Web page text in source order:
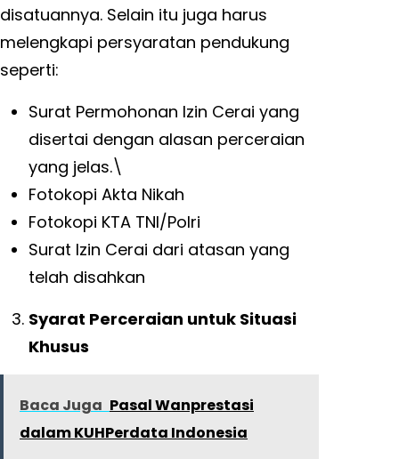
disatuannya. Selain itu juga harus
melengkapi persyaratan pendukung
seperti:
Surat Permohonan Izin Cerai yang
disertai dengan alasan perceraian
yang jelas.\
Fotokopi Akta Nikah
Fotokopi KTA TNI/Polri
Surat Izin Cerai dari atasan yang
telah disahkan
Syarat Perceraian untuk Situasi
Khusus
Baca Juga Pasal Wanprestasi
dalam KUHPerdata Indonesia